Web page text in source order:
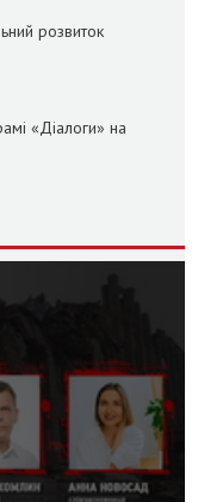
розвиток
«Діалоги» на